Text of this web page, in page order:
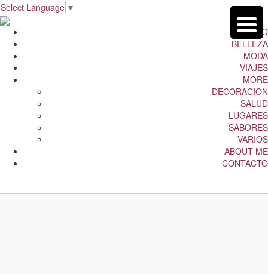
Select Language ▼
INICIO
BELLEZA
MODA
VIAJES
MORE
DECORACION
SALUD
LUGARES
SABORES
VARIOS
ABOUT ME
CONTACTO